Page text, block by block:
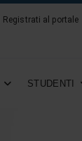
Registrati al portale
STUDENTI